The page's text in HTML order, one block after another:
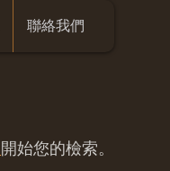
聯絡我們
開始您的檢索。